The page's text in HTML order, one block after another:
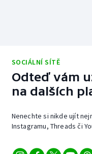
SOCIÁLNÍ SÍTĚ
Odteď vám
na dalších
Nenechte si nikde ujít
Instagramu, Threads či